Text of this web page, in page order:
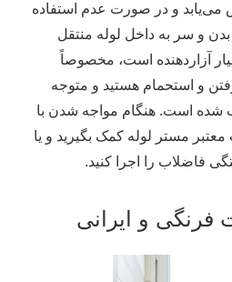
می‌یابد و در صورت عدم استفاده
و سر به داخل لوله منتقل
آزاردهنده است، مخصوصاً
و استحمام هستید و متوجه
شده است. هنگام مواجه شدن با
مستر لوله کمک بگیرید و یا
فاضلاب را اجرا کنید.
فرنگی و ایرانی